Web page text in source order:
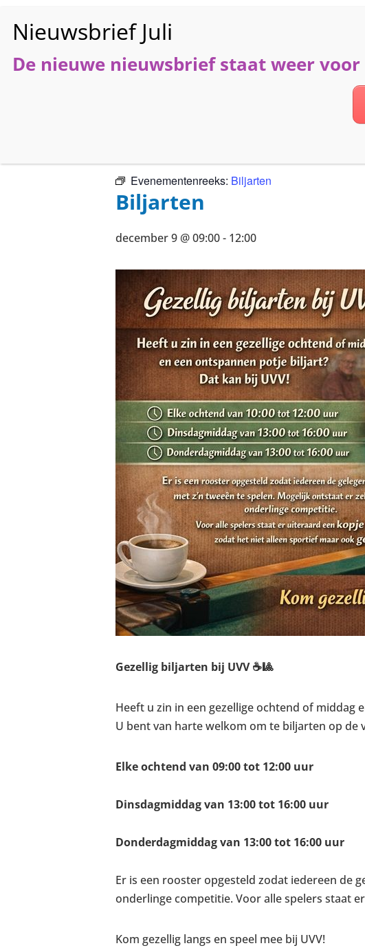
HOME
Evenementenreeks: Biljarten
Biljarten
december 9 @ 09:00- 12:00
Gezellig biljarten bij UVV ☕🎱
Heeft u zin in een gezellige ochtend of middag
U bent van harte welkom om te biljarten op de
Elke ochtend van 09:00 tot 12:00 uur
Dinsdagmiddag van 13:00 tot 16:00 uur
Donderdagmiddag van 13:00 tot 16:00 uur
Er is een rooster opgesteld zodat iedereen de
onderlinge competitie. Voor alle spelers staat
Kom gezellig langs en speel mee bij UVV!
De nieuwe nieuwsbrief staat weer